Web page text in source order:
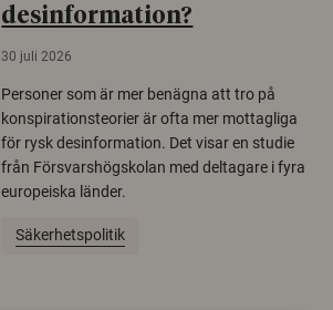
desinformation?
30 juli 2026
Personer som är mer benägna att tro på
konspirationsteorier är ofta mer mottagliga
för rysk desinformation. Det visar en studie
från Försvarshögskolan med deltagare i fyra
europeiska länder.
Säkerhetspolitik